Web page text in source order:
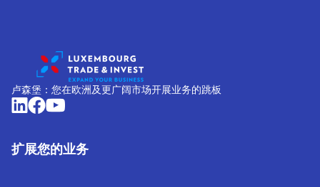
卢森堡：您在欧洲及更广阔市场开展业务的跳板
扩展您的业务